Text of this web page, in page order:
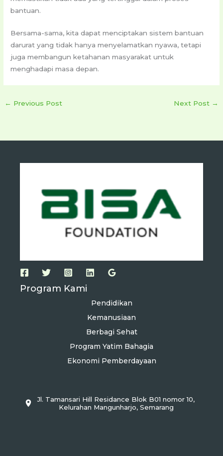
bantuan.
Bersama-sama, kita dapat menciptakan sistem bantuan
darurat yang tidak hanya menyelamatkan nyawa, tetapi
juga membangun ketahanan masyarakat untuk
menghadapi masa depan.
← Previous Post Next Post →
Program Kami
Pendidikan
Kemanusiaan
Berbagi Sehat
Program Yatim Bahagia
Ekonomi Pemberdayaan
Jl. Tamansari Hill Residance Blok B01 nomor 10,
Kelurahan Mangunharjo, Semarang